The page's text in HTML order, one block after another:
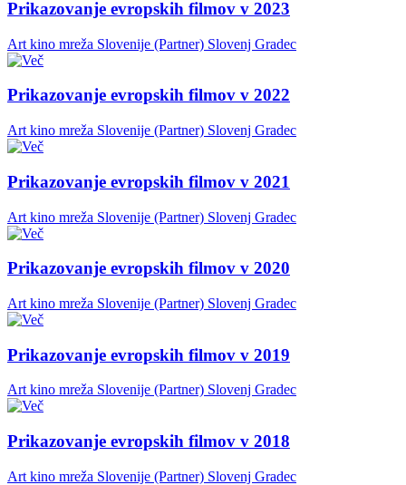
Prikazovanje evropskih filmov v 2023
Art kino mreža Slovenije (Partner) Slovenj Gradec
Prikazovanje evropskih filmov v 2022
Art kino mreža Slovenije (Partner) Slovenj Gradec
Prikazovanje evropskih filmov v 2021
Art kino mreža Slovenije (Partner) Slovenj Gradec
Prikazovanje evropskih filmov v 2020
Art kino mreža Slovenije (Partner) Slovenj Gradec
Prikazovanje evropskih filmov v 2019
Art kino mreža Slovenije (Partner) Slovenj Gradec
Prikazovanje evropskih filmov v 2018
Art kino mreža Slovenije (Partner) Slovenj Gradec